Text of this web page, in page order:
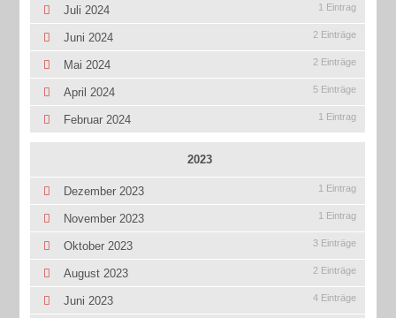
Juli 2024 1 Eintrag
Juni 2024 2 Einträge
Mai 2024 2 Einträge
April 2024 5 Einträge
Februar 2024 1 Eintrag
2023
Dezember 2023 1 Eintrag
November 2023 1 Eintrag
Oktober 2023 3 Einträge
August 2023 2 Einträge
Juni 2023 4 Einträge